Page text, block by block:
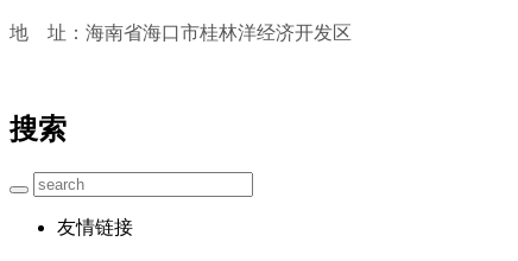
地 址：海南省海口市桂林洋经济开发区
搜索
友情链接